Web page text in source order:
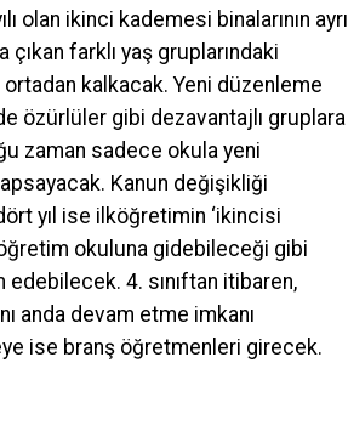
olan ikinci kademesi binalarının ayrı
farklı yaş gruplarındaki
ortadan kalkacak. Yeni düzenleme
özürlüler gibi dezavantajlı gruplara
zaman sadece okula yeni
Kanun değişikliği
yıl ise ilköğretimin ‘ikincisi
okuluna gidebileceği gibi
4. sınıftan itibaren,
anda devam etme imkanı
ise branş öğretmenleri girecek.